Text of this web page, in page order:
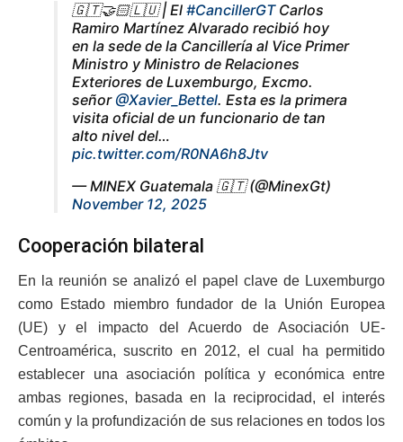
🇬🇹🤝🏻🇱🇺 | El #CancillerGTCarlos
Ramiro Martínez Alvarado recibió hoy
en la sede de la Cancillería al Vice Primer
Ministro y Ministro de Relaciones
Exteriores de Luxemburgo, Excmo.
señor@Xavier_Bettel. Esta es la primera
visita oficial de un funcionario de tan
alto nivel del…
pic.twitter.com/R0NA6h8Jtv
— MINEX Guatemala 🇬🇹 (@MinexGt)
November 12, 2025
Cooperación bilateral
En la reunión se analizó el papel clave de Luxemburgo
como Estado miembro fundador de la Unión Europea
(UE) y el impacto del Acuerdo de Asociación UE-
Centroamérica, suscrito en 2012, el cual ha permitido
establecer una asociación política y económica entre
ambas regiones, basada en la reciprocidad, el interés
común y la profundización de sus relaciones en todos los